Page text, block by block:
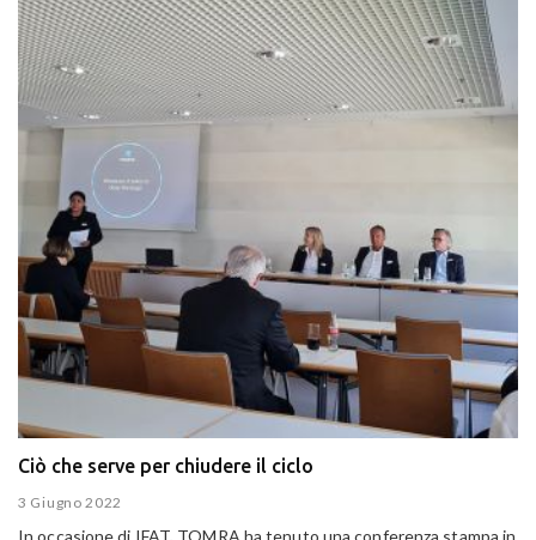
Ciò che serve per chiudere il ciclo
3 Giugno 2022